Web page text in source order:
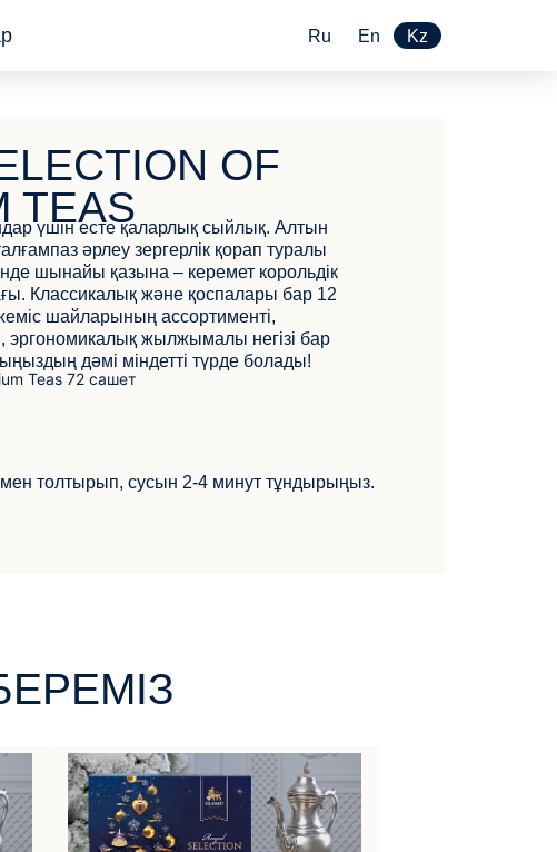
Ru En Kz
OF
TEAS
үшін есте қаларлық сыйлық. Алтын
әрлеу зергерлік қорап туралы
шынайы қазына – керемет корольдік
Классикалық және қоспалары бар 12
шайларының ассортименті,
эргономикалық жылжымалы негізі бар
дәмі міндетті түрде болады!
толтырып, сусын 2-4 минут тұндырыңыз.